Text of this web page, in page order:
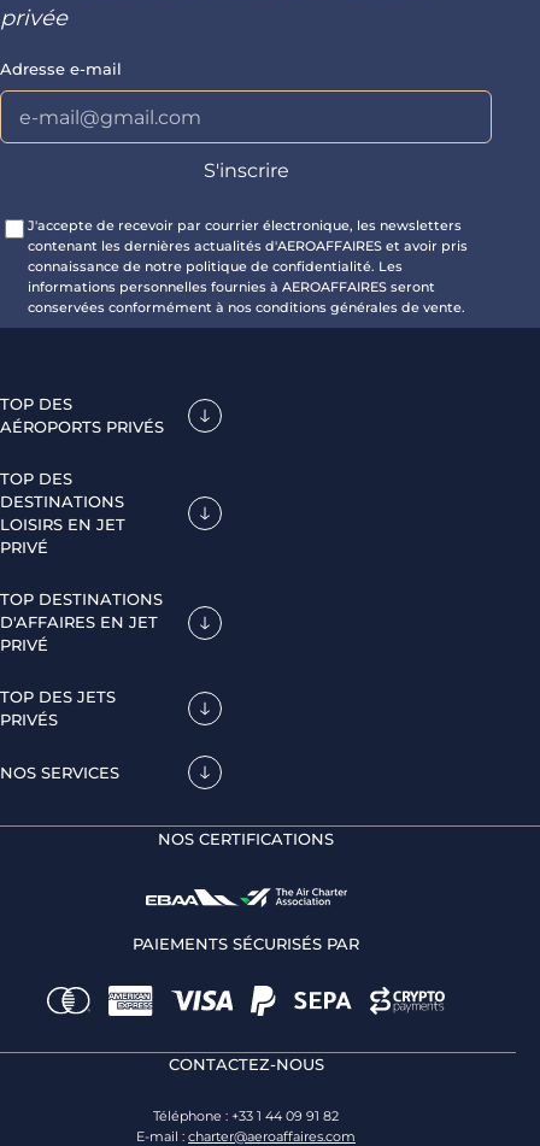
privée
Adresse e-mail
J'accepte de recevoir par courrier électronique, les newsletters
contenant les dernières actualités d'AEROAFFAIRES et avoir pris
connaissance de notre politique de confidentialité. Les
informations personnelles fournies à AEROAFFAIRES seront
conservées conformément à nos conditions générales de vente.
TOP DES
AÉROPORTS PRIVÉS
TOP DES
DESTINATIONS
LOISIRS EN JET
PRIVÉ
TOP DESTINATIONS
D'AFFAIRES EN JET
PRIVÉ
TOP DES JETS
PRIVÉS
NOS SERVICES
NOS CERTIFICATIONS
PAIEMENTS SÉCURISÉS PAR
CONTACTEZ-NOUS
Téléphone : +33 1 44 09 91 82
E-mail : charter@aeroaffaires.com